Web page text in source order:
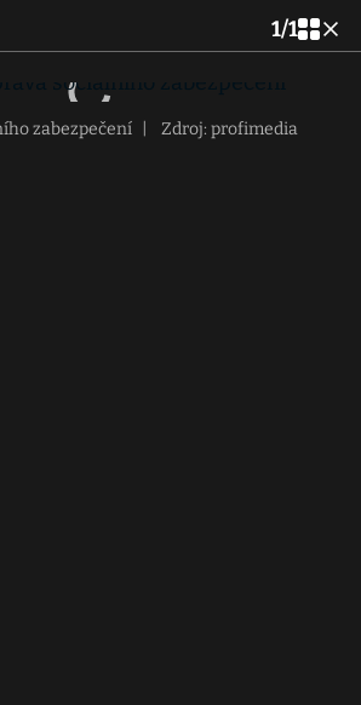
1/1
zabezpečení Zdroj: profimedia